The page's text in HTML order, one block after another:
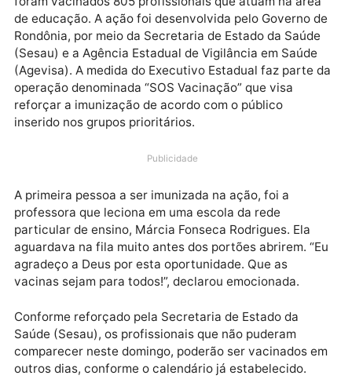
Uma força-tarefa de vacinação contra a covid-19 foi
desenvolvida durante toda a manhã deste domingo
(20) no Palácio Rio Madeira, em Porto Velho, onde
foram vacinados 805 profissionais que atuam na
de educação. A ação foi desenvolvida pelo Governo
Rondônia, por meio da Secretaria de Estado da
(Agevisa). A medida do Executivo Estadual faz parte
reforçar a imunização de acordo com o público
inserido nos grupos prioritários.
Publicidade
A primeira pessoa a ser imunizada na ação, foi a
professora que leciona em uma escola da rede
particular de ensino, Márcia Fonseca Rodrigues. Ela
aguardava na fila muito antes dos portões abrirem.
agradeço a Deus por esta oportunidade. Que as